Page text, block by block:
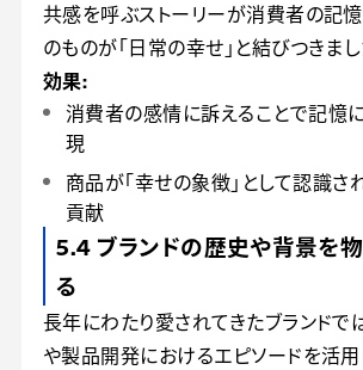
共感を呼ぶストーリーが消費者の記憶
のものが「日常の幸せ」と結びつきまし
効果:
消費者の感情に訴えることで記憶
現
商品が「幸せの象徴」として認識さ
貢献
5.4 ブランドの歴史や背景を
る
長年にわたり愛されてきたブランドで
や製品開発におけるエピソードを活用